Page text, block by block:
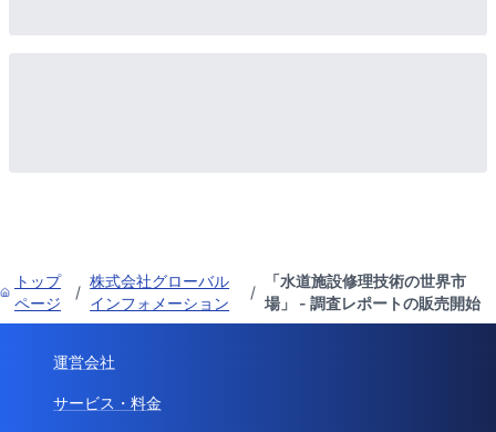
トップ
ページ
/
株式会社グローバル
インフォメーション
/
「水道施設修理技術の世界市
場」 - 調査レポートの販売開始
運営会社
サービス・料金